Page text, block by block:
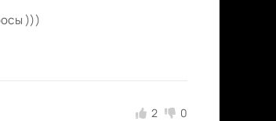
)))
2 0